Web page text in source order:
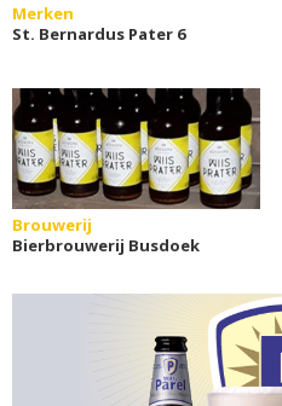
Merken
St. Bernardus Pater 6
Brouwerij
Bierbrouwerij Busdoek